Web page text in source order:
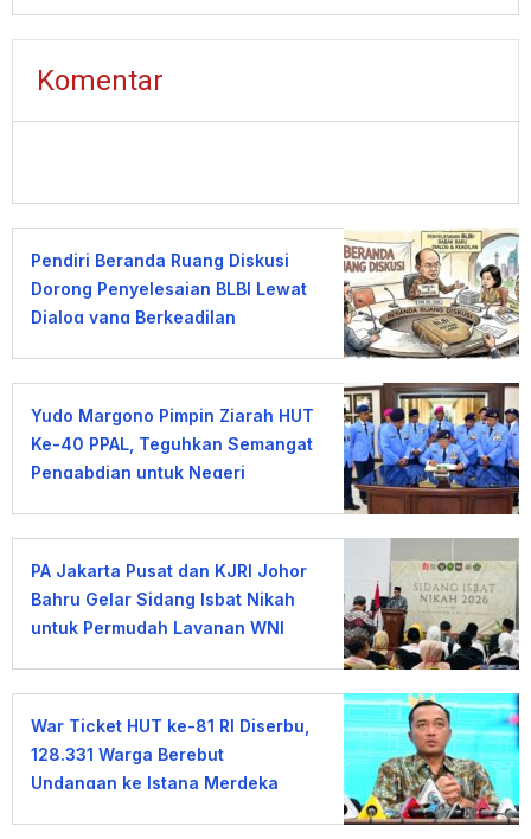
Komentar
Pendiri Beranda Ruang Diskusi
Dorong Penyelesaian BLBI Lewat
Dialog yang Berkeadilan
Yudo Margono Pimpin Ziarah HUT
Ke-40 PPAL, Teguhkan Semangat
Pengabdian untuk Negeri
PA Jakarta Pusat dan KJRI Johor
Bahru Gelar Sidang Isbat Nikah
untuk Permudah Layanan WNI
War Ticket HUT ke-81 RI Diserbu,
128.331 Warga Berebut
Undangan ke Istana Merdeka